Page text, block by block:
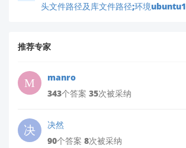
头文件路径及库文件路径;环境
推荐专家
manro
343个答案 35次被采纳
决然
90个答案 8次被采纳